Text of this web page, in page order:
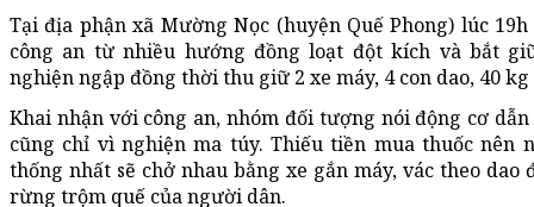
Tại địa phận xã Mường Nọc (huyện Quế Phong) lúc
công an từ nhiều hướng đồng loạt đột kích và bắt
nghiện ngập đồng thời thu giữ 2 xe máy, 4 con dao, 40
Khai nhận với công an, nhóm đối tượng nói động cơ
cũng chỉ vì nghiện ma túy. Thiếu tiền mua thuốc nên
thống nhất sẽ chở nhau bằng xe gắn máy, vác theo dao
rừng trộm quế của người dân.